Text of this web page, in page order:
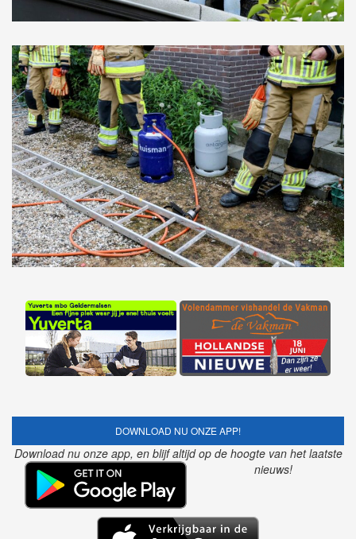
DOWNLOAD NU ONZE APP!
Download nu onze app, en blijf altijd op de hoogte van het laatste
nieuws!